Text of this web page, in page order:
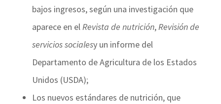
bajos ingresos, según una investigación que
aparece en elRevista de nutrición,Revisión de
servicios socialesy un informe del
Departamento de Agricultura de los Estados
Unidos (USDA);
Los nuevos estándares de nutrición, que